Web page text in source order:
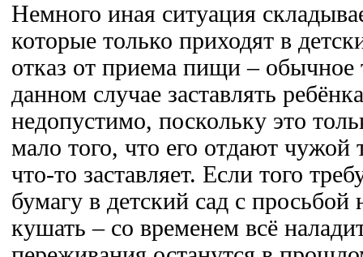
Немного иная ситуация
которые только приходят в
отказ от приема пищи – обычное
данном случае заставлять
недопустимо, поскольку это
мало того, что его отдают чужой
что-то заставляет. Если того
бумагу в детский сад с просьбой
кушать – со временем всё